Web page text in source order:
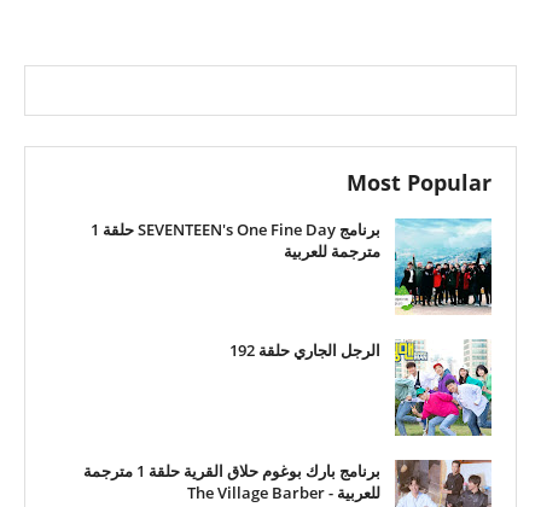
Most Popular
برنامج SEVENTEEN's One Fine Day حلقة 1
مترجمة للعربية
الرجل الجاري حلقة 192
برنامج بارك بوغوم حلاق القرية حلقة 1 مترجمة
للعربية - The Village Barber